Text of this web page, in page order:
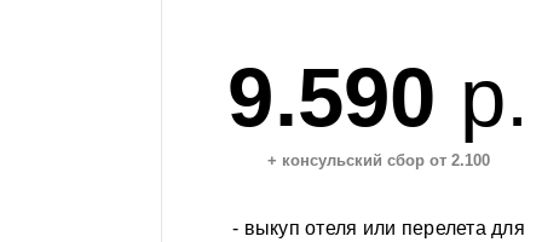
9.590 р.
+ консульский сбор от 2.100
- выкуп отеля или перелета для